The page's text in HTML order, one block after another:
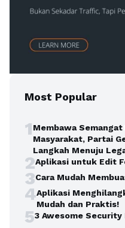
Most Popular
1Membawa
Masyarakat, Partai
Langkah Menuju
2Aplikasi untuk Edit
3Cara Mudah
4Aplikasi
Mudah dan Praktis!
53 Awesome